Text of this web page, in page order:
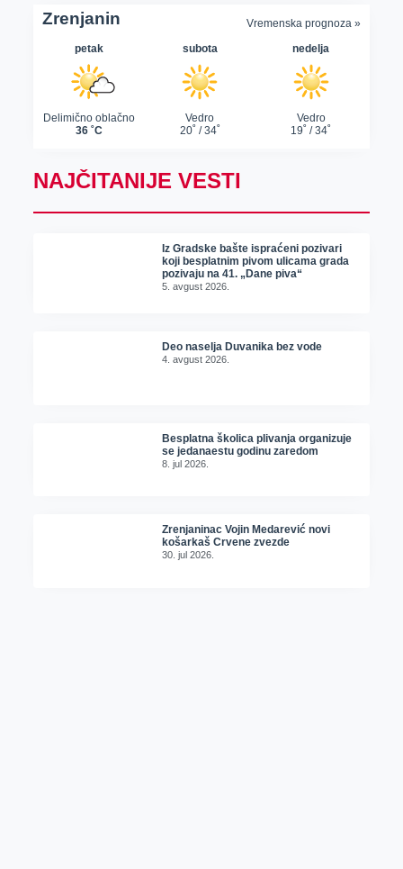
NAJČITANIJE VESTI
Iz Gradske bašte ispraćeni pozivari
koji besplatnim pivom ulicama grada
pozivaju na 41. „Dane piva“
5. avgust 2026.
Deo naselja Duvanika bez vode
4. avgust 2026.
Besplatna školica plivanja organizuje
se jedanaestu godinu zaredom
8. jul 2026.
Zrenjaninac Vojin Medarević novi
košarkaš Crvene zvezde
30. jul 2026.